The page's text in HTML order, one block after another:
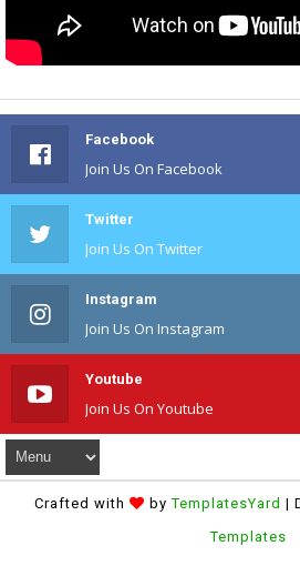
Facebook
Join Us On Facebook
Twitter
Join Us On Twitter
Instagram
Join Us On Instagram
Youtube
Join Us On Youtube
Crafted with byTemplatesYard |
Templates